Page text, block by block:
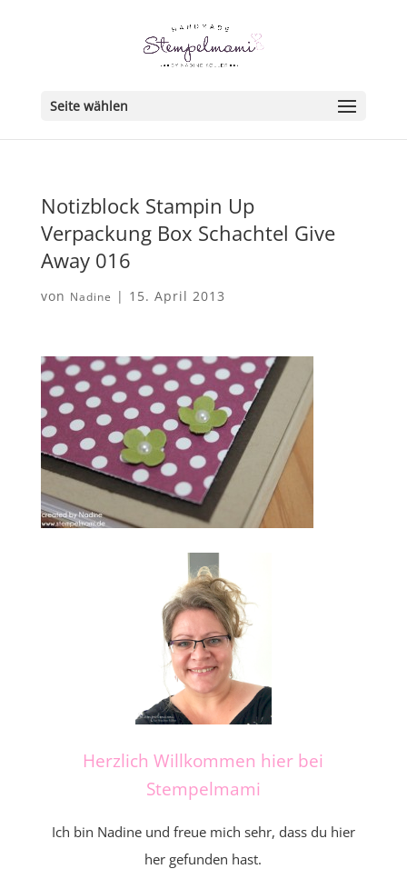
Seite wählen
Notizblock Stampin Up
Verpackung Box Schachtel Give
Away 016
von Nadine | 15. April 2013
Herzlich Willkommen hier bei
Stempelmami
Ich bin Nadine und freue mich sehr, dass du hier
her gefunden hast.